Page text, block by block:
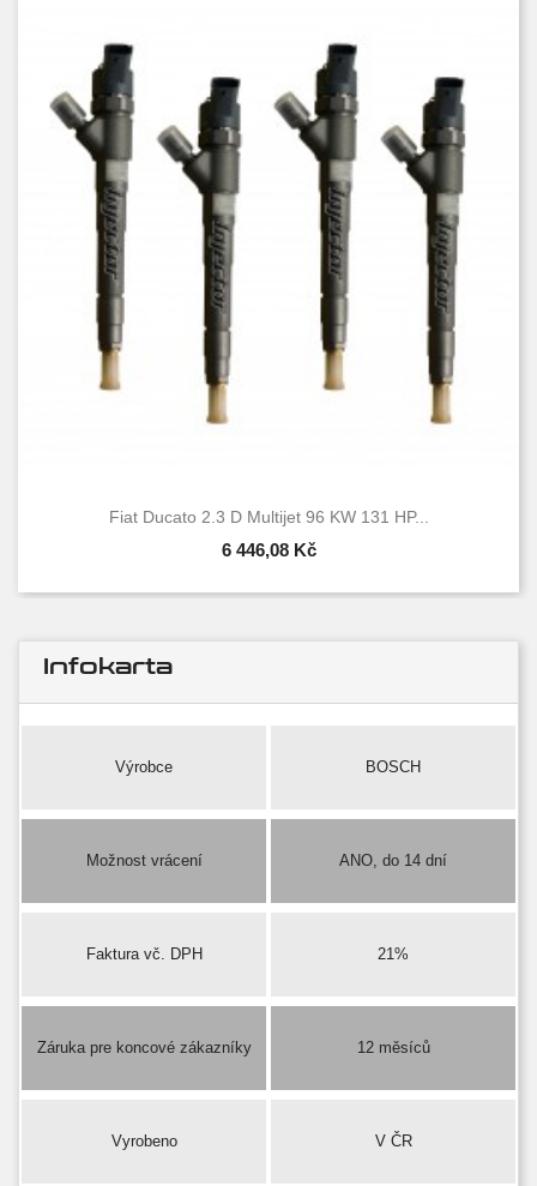
Fiat Ducato 2.3 D Multijet 96 KW 131 HP...
6 446,08 Kč
Infokarta
Výrobce BOSCH
Možnost vrácení ANO, do 14 dní
Faktura vč. DPH 21%
Záruka pre koncové zákazníky 12 měsíců
Vyrobeno V ČR